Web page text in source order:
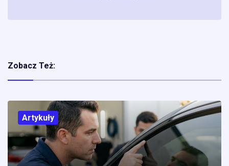
Zobacz Też:
Artykuły